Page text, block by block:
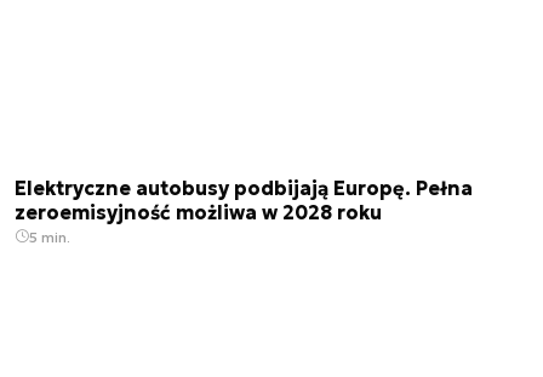
Elektryczne autobusy podbijają Europę. Pełna
zeroemisyjność możliwa w 2028 roku
5 min.